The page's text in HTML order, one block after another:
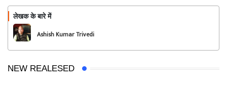
लेखक के बारे में
Ashish Kumar Trivedi
NEW REALESED